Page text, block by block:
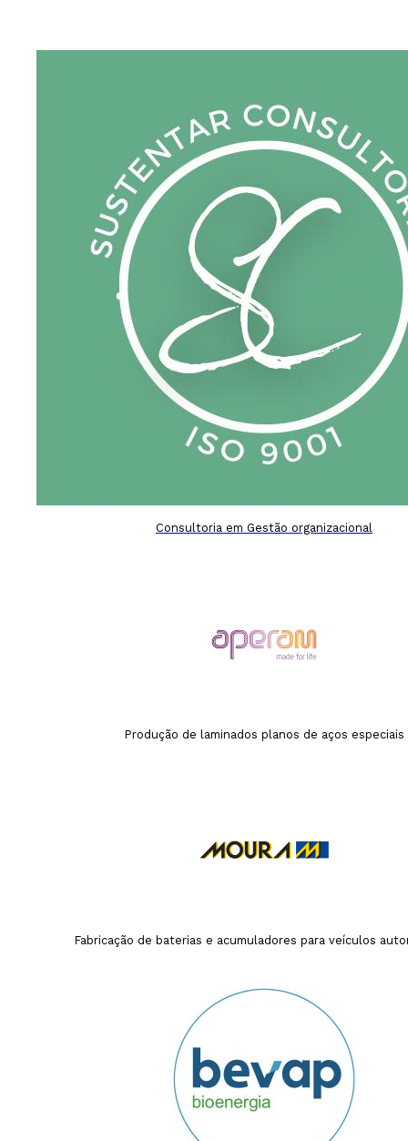
Consultoria em Gestão organizacional
Produção de laminados planos de aços especiais
Fabricação de baterias e acumuladores para veículos